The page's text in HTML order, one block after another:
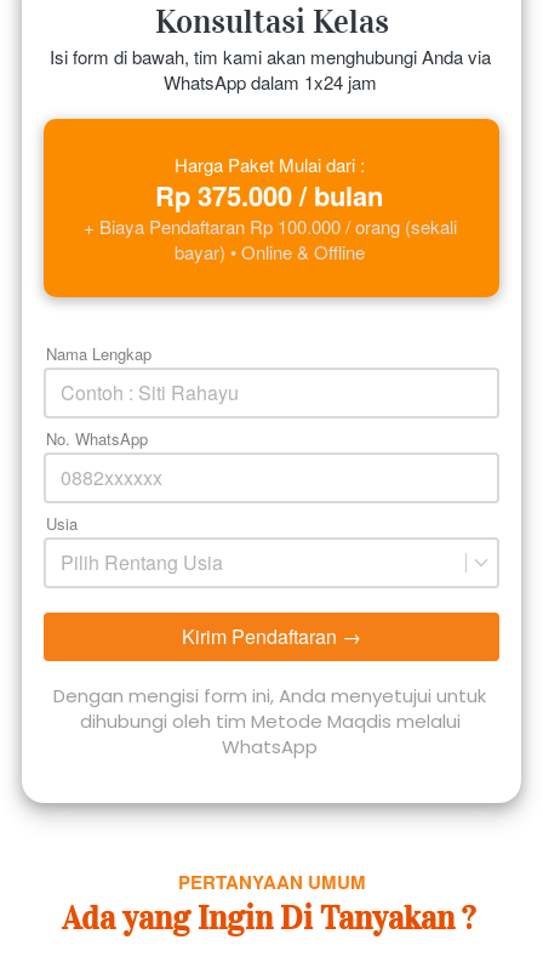
Konsultasi Kelas
Isi form di bawah, tim kami akan menghubungi Anda via
WhatsApp dalam 1x24 jam
Harga Paket Mulai dari :
Rp 375.000 / bulan
+ Biaya Pendaftaran Rp 100.000 / orang (sekali
bayar) • Online & Offline
Nama Lengkap
No. WhatsApp
Usia
Pilih Rentang Usia
`Kirim Pendaftaran →
Dengan mengisi form ini, Anda menyetujui untuk
dihubungi oleh tim Metode Maqdis melalui
WhatsApp
PERTANYAAN UMUM
Ada yang Ingin Di Tanyakan ?